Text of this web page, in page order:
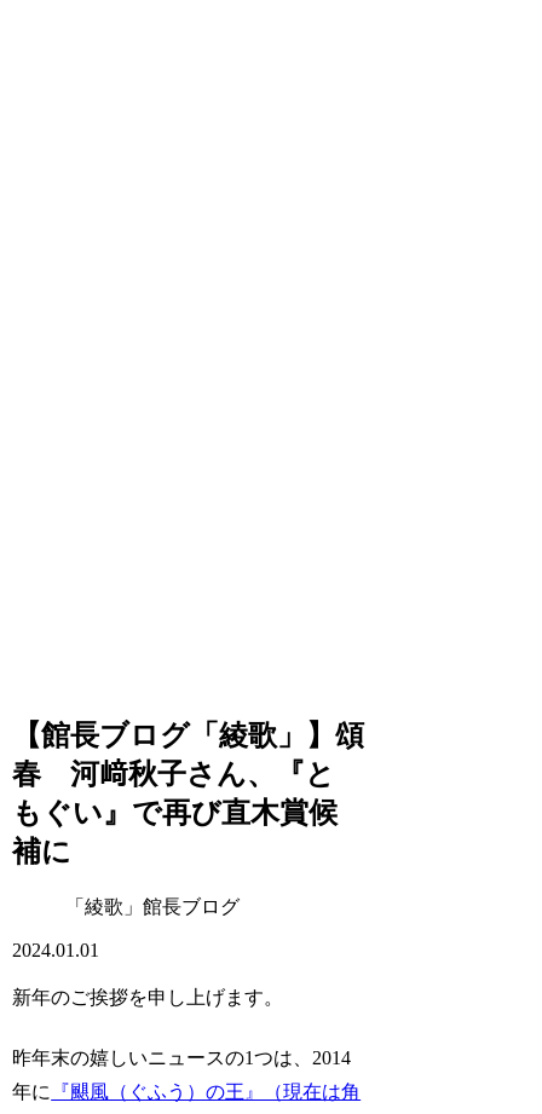
【館長ブログ「綾歌」】頌
春 河﨑秋子さん、『と
もぐい』で再び直木賞候
補に
「綾歌」館長ブログ
2024.01.01
新年のご挨拶を申し上げます。
昨年末の嬉しいニュースの1つは、2014
年に
『颶風（ぐふう）の王』（現在は角